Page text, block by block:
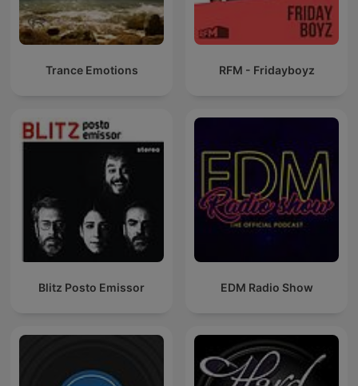
Trance Emotions RFM - Fridayboyz
Blitz Posto Emissor EDM Radio Show